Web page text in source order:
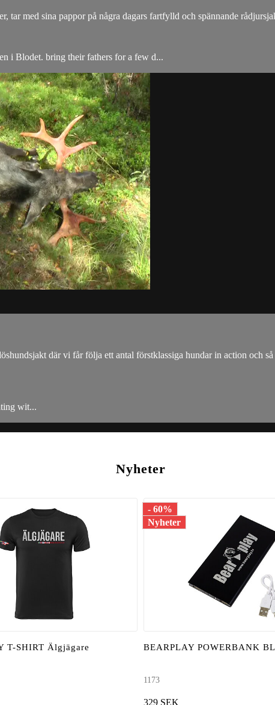
tar med sina pappor på några dagars fartfylld och spännande
i Blodet. bring their fathers for a few d...
där vi får följa ett antal förstklassiga hundar in action och
wit...
Nyheter
T-SHIRT Älgjägare
- 60%
Nyheter
BEARPLAY POWERBANK
1173
329 SEK